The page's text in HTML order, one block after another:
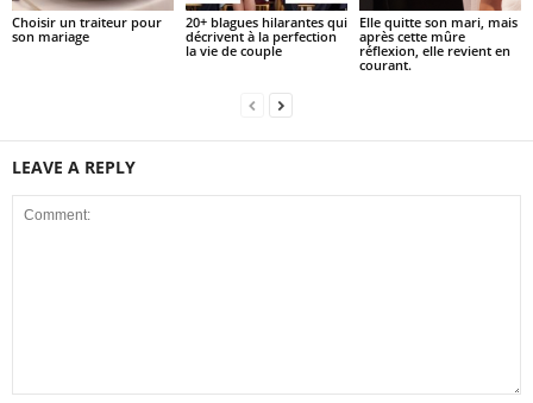
Choisir un traiteur pour
son mariage
20+ blagues hilarantes qui
décrivent à la perfection
la vie de couple
Elle quitte son mari, mais
après cette mûre
réflexion, elle revient en
courant.
LEAVE A REPLY